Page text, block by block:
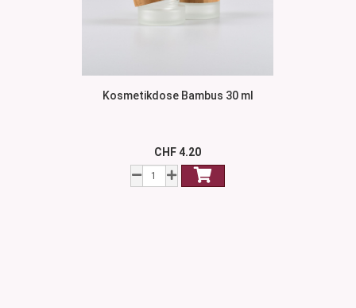
Kosmetikdose Bambus 30 ml
CHF 4.20